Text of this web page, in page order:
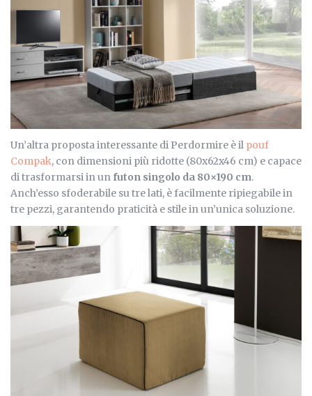
Un’altra proposta interessante di Perdormire è il pouf
Compak, con dimensioni più ridotte (80x62x46 cm) e capace
di trasformarsi in un futon singolo da 80×190 cm.
Anch’esso sfoderabile su tre lati, è facilmente ripiegabile in
tre pezzi, garantendo praticità e stile in un’unica soluzione.